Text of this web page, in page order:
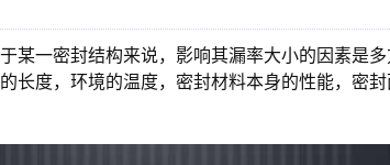
某一密封结构来说，影响其漏率大小的因素是多
长度，环境的温度，密封材料本身的性能，密